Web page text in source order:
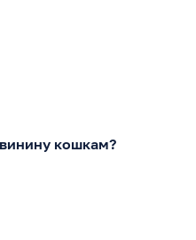
кошкам?